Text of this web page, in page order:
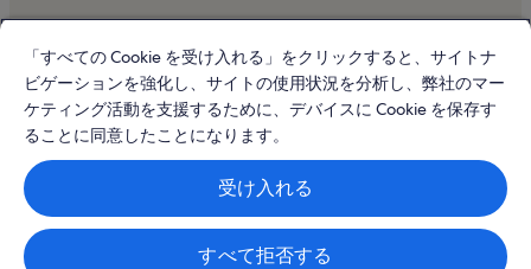
ワイキキのバケーションレンタル
アストン・ワイキキ・ビーチ・ホテルのバケーションレンタル
オアフ島のバケーションレンタル
ワイキキ ビーチのバケーションレンタル
ラニカイ ビーチのバケーションレンタル
Vrbo
Abritel.fr
FeWo-direkt.de
Bookabach.co.nz
© 2026 Vrbo, an Expedia Group company. All rights reserved. Vrbo およ
び Vrbo のロゴは、HomeAway.com, Inc. の商標または登録商標です。
「すべての Cookie を受け入れる」をクリックすると、サイトナ
ビゲーションを強化し、サイトの使用状況を分析し、弊社のマー
ケティング活動を支援するために、デバイスに Cookie を保存す
ることに同意したことになります。
受け入れる
すべて拒否する